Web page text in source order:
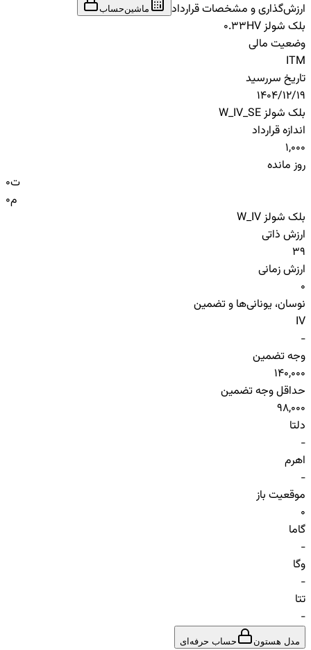
ارزش‌گذاری و مشخصات قرارداد
ماشین‌حساب
بلک شولز HV
0.33
وضعیت مالی
ITM
تاریخ سررسید
1404/12/19
بلک شولز W_IV_SE
اندازه قرارداد
1,000
روز مانده
0ت
0م
بلک شولز W_IV
ارزش ذاتی
39
ارزش زمانی
0
نوسان، یونانی‌ها و تضمین
IV
-
وجه تضمین
140,000
حداقل وجه تضمین
98,000
دلتا
-
اهرم
-
موقعیت باز
0
گاما
-
وگا
-
تتا
-
مدل هستون حساب حرفه‌ای